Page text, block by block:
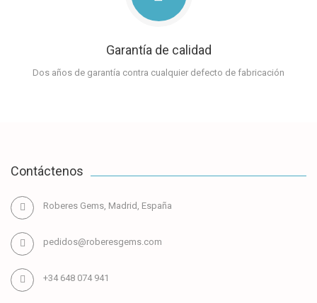
Garantía de calidad
Dos años de garantía contra cualquier defecto de fabricación
Contáctenos
Roberes Gems, Madrid, España
pedidos@roberesgems.com
+34 648 074 941